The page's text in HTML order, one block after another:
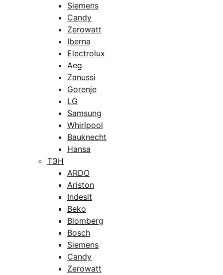
Siemens
Candy
Zerowatt
Iberna
Electrolux
Aeg
Zanussi
Gorenje
LG
Samsung
Whirlpool
Bauknecht
Hansa
ТЭН
ARDO
Ariston
Indesit
Beko
Blomberg
Bosch
Siemens
Candy
Zerowatt